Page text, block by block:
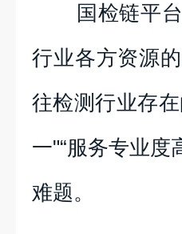
国检链平
行业各方资源
往检测行业存
一"“服务专业度
难题。